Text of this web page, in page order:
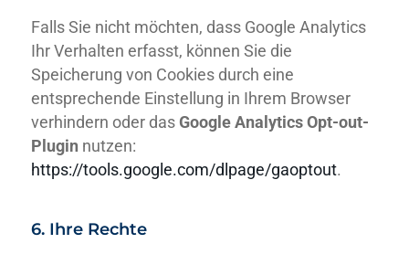
Falls Sie nicht möchten, dass Google Analytics
Ihr Verhalten erfasst, können Sie die
Speicherung von Cookies durch eine
entsprechende Einstellung in Ihrem Browser
verhindern oder dasGoogle Analytics Opt-out-
Plugin nutzen:
https://tools.google.com/dlpage/gaoptout.
6. Ihre Rechte